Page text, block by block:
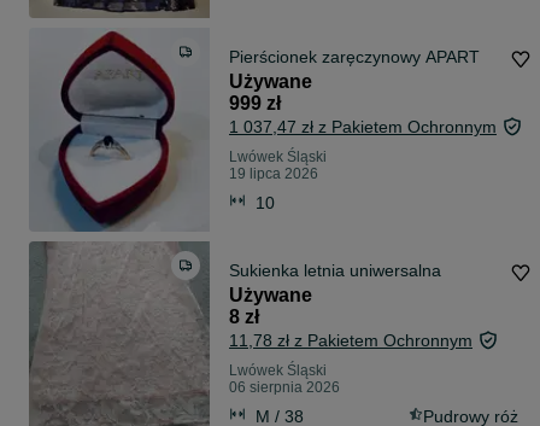
Pierścionek zaręczynowy APART
Używane
999 zł
1 037,47 zł z Pakietem Ochronnym
Lwówek Śląski
19 lipca 2026
10
Sukienka letnia uniwersalna
Używane
8 zł
11,78 zł z Pakietem Ochronnym
Lwówek Śląski
06 sierpnia 2026
M / 38
Pudrowy róż